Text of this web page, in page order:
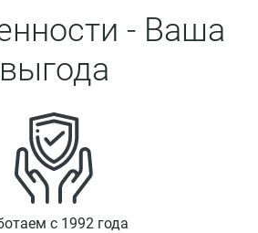
- Ваша
выгода
с 1992 года